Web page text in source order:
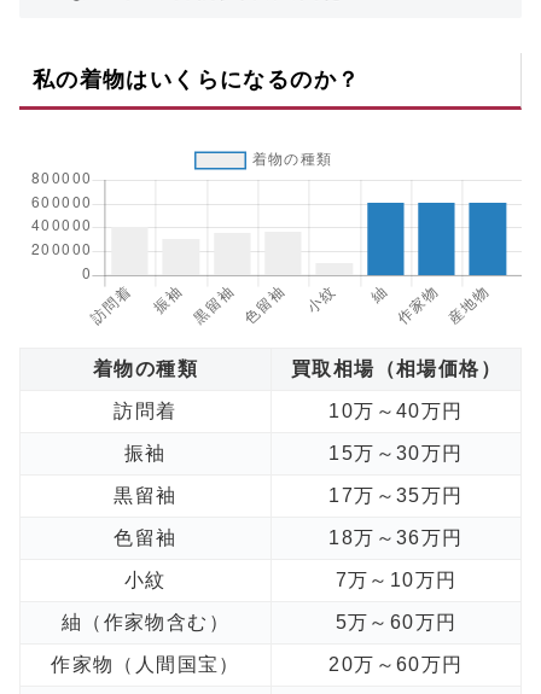
私の着物はいくらになるのか？
着物の種類 買取相場（相場価格）
訪問着 10万～40万円
振袖 15万～30万円
黒留袖 17万～35万円
色留袖 18万～36万円
小紋 7万～10万円
紬（作家物含む） 5万～60万円
作家物（人間国宝） 20万～60万円